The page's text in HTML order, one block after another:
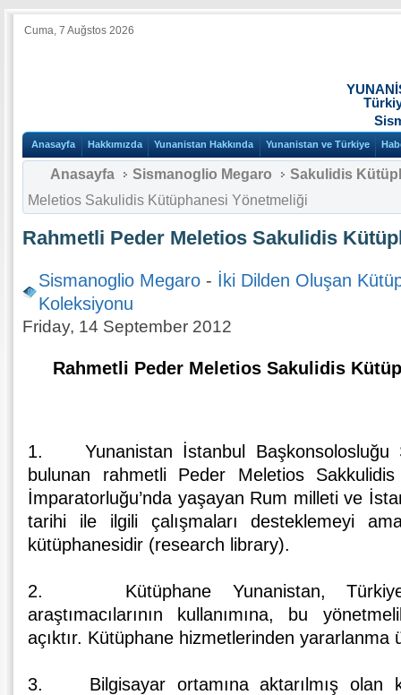
Cuma, 7 Auğstos 2026
Anasayfa Hakkımızda Yunanistan Hakkında Yunanistan ve Türkiye
Anasayfa Sismanoglio Megaro
Sakulidis
Meletios Sakulidis Kütüphanesi Yönetmeliği
Rahmetli Peder Meletios Sakulidis
Sismanoglio Megaro - İki Dilden Oluşan
Koleksiyonu
Friday, 14 September 2012
Rahmetli Peder Meletios Sakulidis
1. Yunanistan İstanbul Başkonsolosluğu
bulunan rahmetli Peder Meletios Sakkulidis
İmparatorluğu’nda yaşayan Rum milleti ve
tarihi ile ilgili çalışmaları desteklemeyi
kütüphanesidir (research library).
2. Kütüphane Yunanistan,
araştımacılarının kullanımına, bu
açıktır. Kütüphane hizmetlerinden yararlanma
3. Bilgisayar ortamına aktarılmış olan